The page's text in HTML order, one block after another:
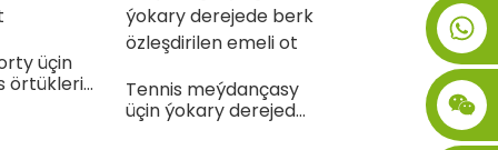
üçin
örtükleri
Tennis meýdançasy
üçin ýokary derejede